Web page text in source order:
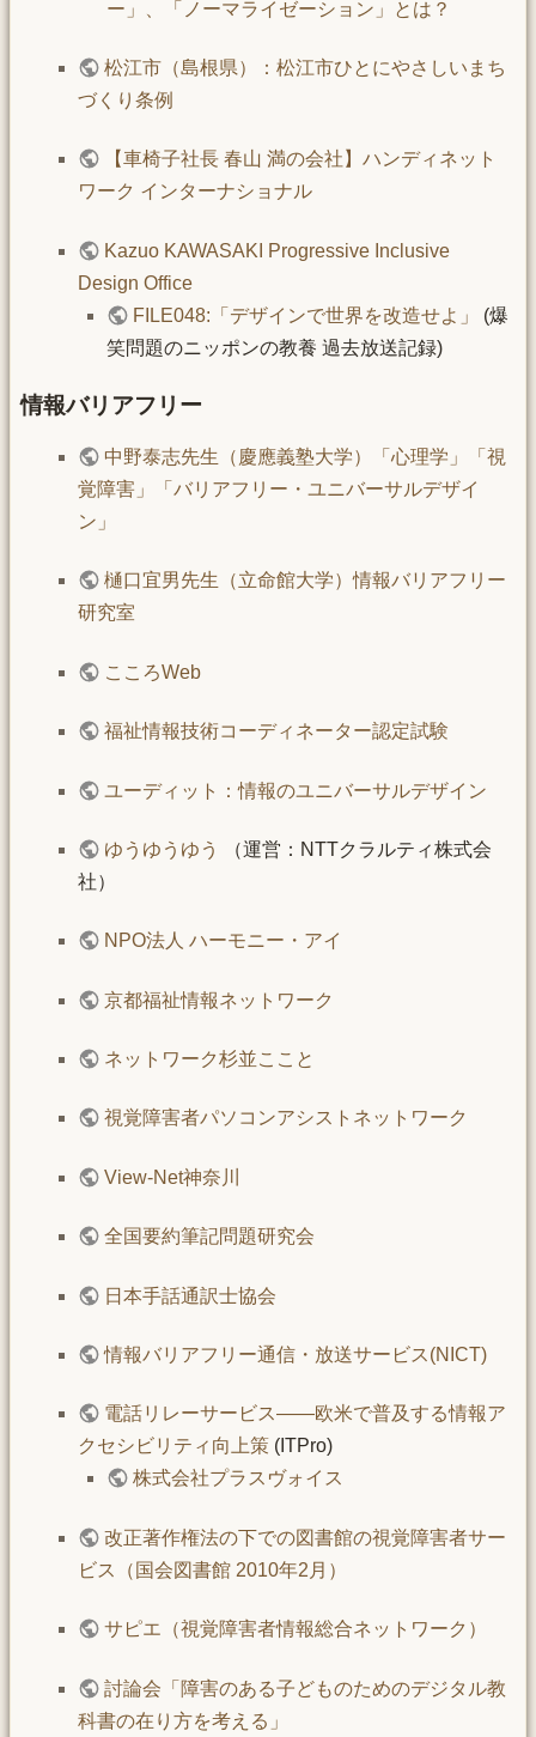
ー」、「ノーマライゼーション」とは？
松江市（島根県）：松江市ひとにやさしいまち
づくり条例
【車椅子社長 春山 満の会社】ハンディネット
ワーク インターナショナル
Kazuo KAWASAKI Progressive Inclusive
Design Office
FILE048:「デザインで世界を改造せよ」
(爆
笑問題のニッポンの教養 過去放送記録)
情報バリアフリー
中野泰志先生（慶應義塾大学）「心理学」「視
覚障害」「バリアフリー・ユニバーサルデザイ
ン」
樋口宜男先生（立命館大学）情報バリアフリー
研究室
こころWeb
福祉情報技術コーディネーター認定試験
ユーディット：情報のユニバーサルデザイン
ゆうゆうゆう
（運営：NTTクラルティ株式会
社）
NPO法人 ハーモニー・アイ
京都福祉情報ネットワーク
ネットワーク杉並ここと
視覚障害者パソコンアシストネットワーク
View-Net神奈川
全国要約筆記問題研究会
日本手話通訳士協会
情報バリアフリー通信・放送サービス(NICT)
電話リレーサービス――欧米で普及する情報ア
クセシビリティ向上策 (ITPro)
株式会社プラスヴォイス
改正著作権法の下での図書館の視覚障害者サー
ビス（国会図書館 2010年2月）
サピエ（視覚障害者情報総合ネットワーク）
討論会「障害のある子どものためのデジタル教
科書の在り方を考える」